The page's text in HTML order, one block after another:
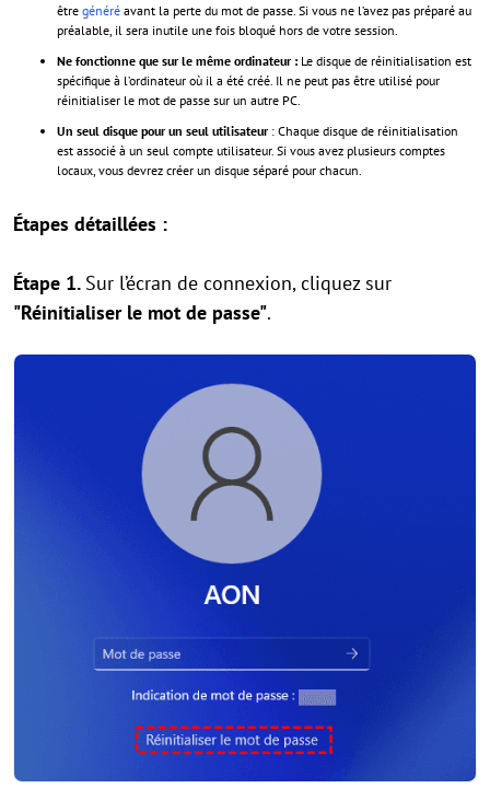
être généré avant la perte du mot de passe. Si vous ne l’avez pas préparé au
préalable, il sera inutile une fois bloqué hors de votre session.
Ne fonctionne que sur le même ordinateur : Le disque de réinitialisation est
spécifique à l’ordinateur où il a été créé. Il ne peut pas être utilisé pour
réinitialiser le mot de passe sur un autre PC.
Un seul disque pour un seul utilisateur: Chaque disque de réinitialisation
est associé à un seul compte utilisateur. Si vous avez plusieurs comptes
locaux, vous devrez créer un disque séparé pour chacun.
Étapes détaillées :
Étape 1. Sur l’écran de connexion, cliquez sur
"Réinitialiser le mot de passe".